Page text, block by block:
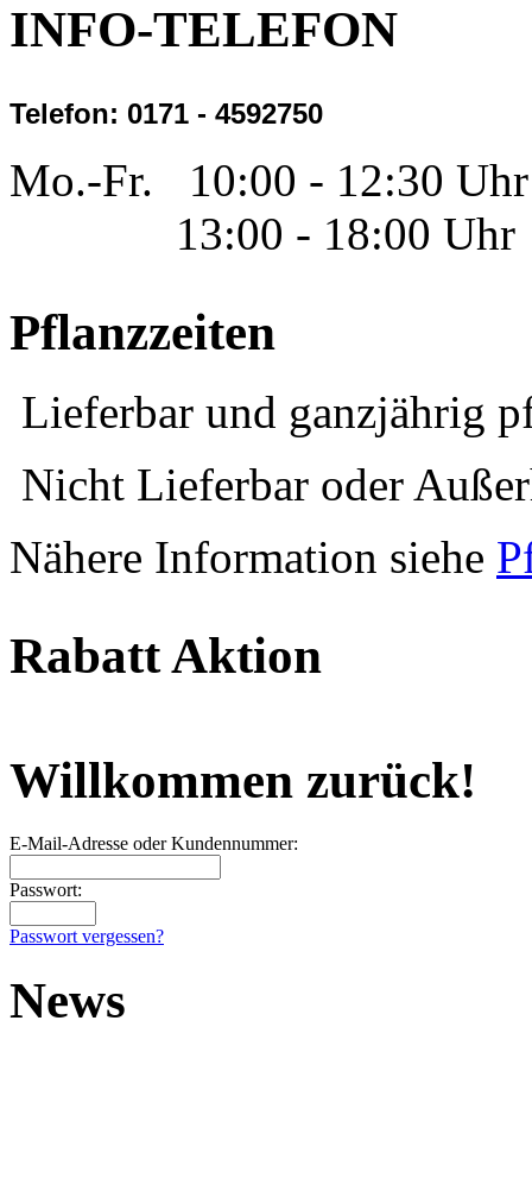
INFO-TELEFON
Telefon: 0171 - 4592750
Mo.-Fr. 10:00 - 12:30 Uhr
13:00 - 18:00 Uhr
Pflanzzeiten
Lieferbar und ganzjährig
Nicht Lieferbar oder
Nähere Information siehe
Rabatt Aktion
Willkommen zurück!
E-Mail-Adresse oder Kundennummer:
Passwort:
Passwort vergessen?
News